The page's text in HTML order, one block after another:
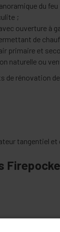
du feu
;
ouverture à
de
primaire et
naturelle ou
rénovation
tangentiel et